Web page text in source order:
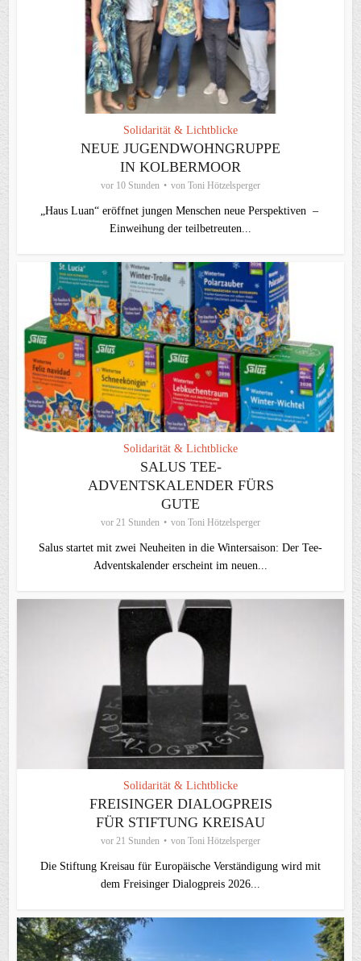
Solidarität & Lichtblicke
NEUE JUGENDWOHNGRUPPE
IN KOLBERMOOR
vor 10 Stunden von Toni Hötzelsperger
„Haus Luan“ eröffnet jungen Menschen neue Perspektiven –
Einweihung der teilbetreuten...
Solidarität & Lichtblicke
SALUS TEE-
ADVENTSKALENDER FÜRS
GUTE
vor 21 Stunden von Toni Hötzelsperger
Salus startet mit zwei Neuheiten in die Wintersaison: Der Tee-
Adventskalender erscheint im neuen...
Solidarität & Lichtblicke
FREISINGER DIALOGPREIS
FÜR STIFTUNG KREISAU
vor 21 Stunden von Toni Hötzelsperger
Die Stiftung Kreisau für Europäische Verständigung wird mit
dem Freisinger Dialogpreis 2026...